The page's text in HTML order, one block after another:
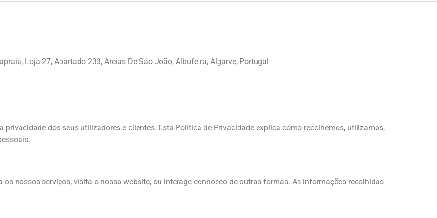
Loja 27, Apartado 233, Areias De São João, Albufeira, Algarve, Portugal
privacidade dos seus utilizadores e clientes. Esta Política de Privacidade explica como recolhemos, utilizamos,
nossos serviços, visita o nosso website, ou interage connosco de outras formas. As informações recolhidas